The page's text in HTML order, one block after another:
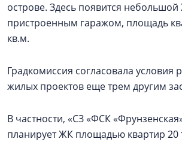
острове. Здесь появится
пристроенным гаражом, площадь
кв.м.
Градкомиссия согласовала условия
жилых проектов еще трем другим
В частности, «СЗ «ФСК
планирует ЖК площадью квартир 20